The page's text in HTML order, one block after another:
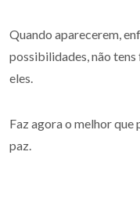
Quando aparecerem,
possibilidades, não
eles.
Faz agora o melhor que
paz.